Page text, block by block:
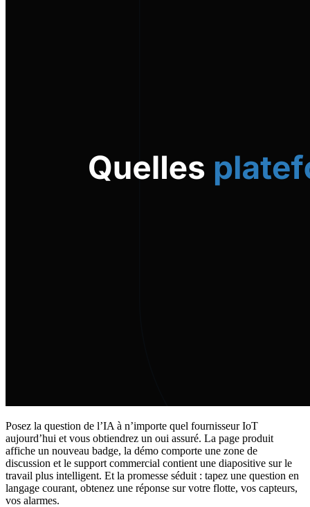
Posez la question de l’IA à n’importe quel fournisseur IoT
aujourd’hui et vous obtiendrez un oui assuré. La page produit
affiche un nouveau badge, la démo comporte une zone de
discussion et le support commercial contient une diapositive sur le
travail plus intelligent. Et la promesse séduit : tapez une question en
langage courant, obtenez une réponse sur votre flotte, vos capteurs,
vos alarmes.